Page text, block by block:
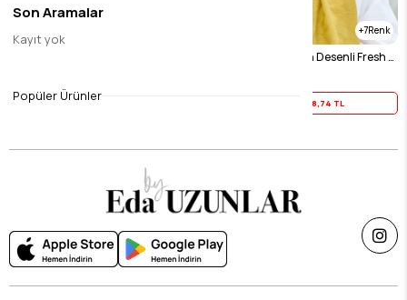
Yaz İndirimi
7
Yağ Yeşili Kendinden Desenli Fresh Şal
8,74 TL
Son Aramalar
Kayıt yok
Popüler Ürünler